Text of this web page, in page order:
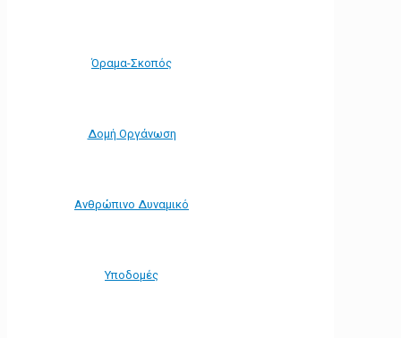
Όραμα-Σκοπός
Δομή Οργάνωση
Ανθρώπινο Δυναμικό
Υποδομές